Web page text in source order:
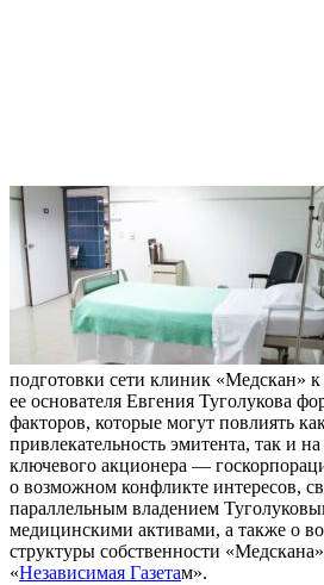
подготовки сети клиник «Медскан»
ее основателя Евгения Туголукова
факторов, которые могут повлиять
привлекательность эмитента, так и
ключевого акционера —
о возможном конфликте интересов,
параллельным владением
медицинскими активами, а также о
структуры собственности
«Независимая Газетам».